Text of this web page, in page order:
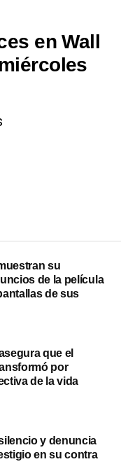
en Wall
su
de la película
de sus
que el
por
de la vida
y denuncia
en su contra